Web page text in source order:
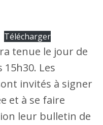
Télécharger
tenue le jour de
15h30. Les
invités à signer
et à se faire
leur bulletin de